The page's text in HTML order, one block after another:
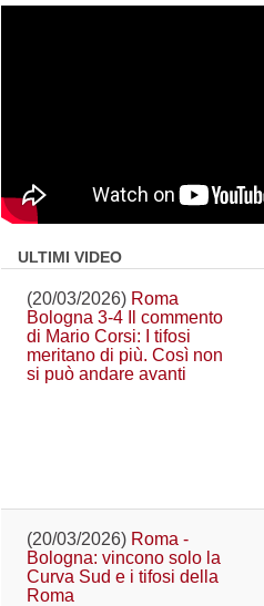
ULTIMI VIDEO
(20/03/2026) Roma
Bologna 3-4 Il commento
di Mario Corsi: I tifosi
meritano di più. Così non
si può andare avanti
(20/03/2026) Roma -
Bologna: vincono solo la
Curva Sud e i tifosi della
Roma